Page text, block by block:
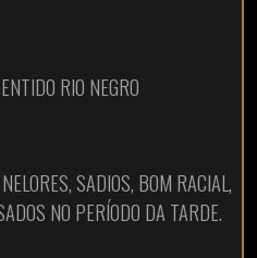
RIO NEGRO
SADIOS, BOM RACIAL,
NO PERÍODO DA TARDE.